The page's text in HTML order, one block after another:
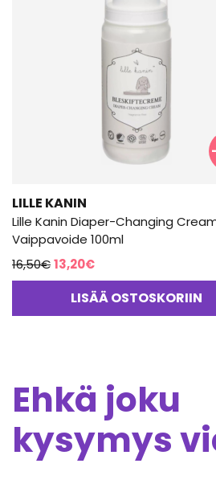
LILLE KANIN
Lille Kanin Diaper-Changing
Vaippavoide 100ml
16,50€Alkuperäinen
hinta
16,50€.
13,20€Nykyinen
hinta
on:
13,20€.
LISÄÄ OSTOSKORIIN
Ehkä joku
kysymys